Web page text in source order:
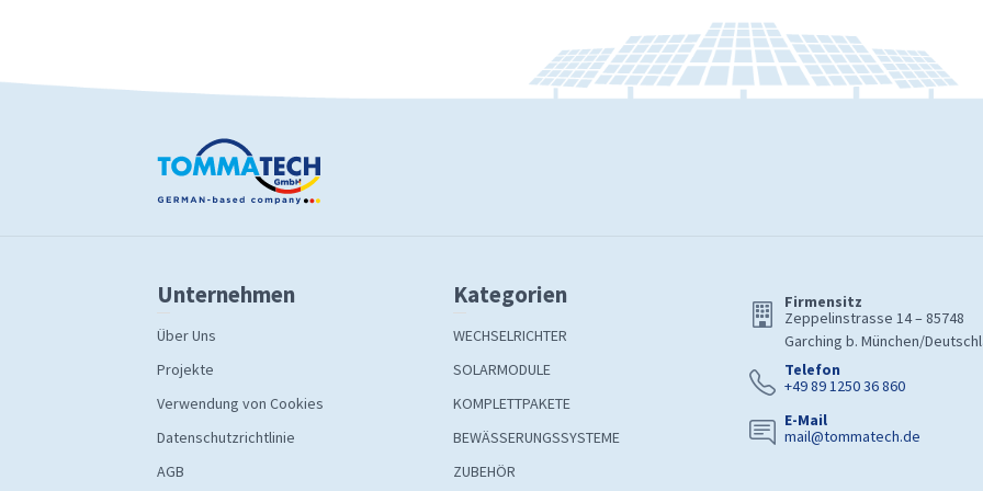
Unternehmen
Über Uns
Projekte
Verwendung von Cookies
Datenschutzrichtlinie
AGB
Kategorien
WECHSELRICHTER
SOLARMODULE
KOMPLETTPAKETE
BEWÄSSERUNGSSYSTEME
ZUBEHÖR
Firmensitz
Zeppelinstrasse 14 – 85748
Garching b. München/
Telefon
+49 89 1250 36 860
E-Mail
mail@tommatech.de